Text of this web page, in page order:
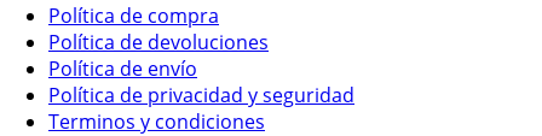
Política de compra
Política de devoluciones
Política de envío
Política de privacidad y seguridad
Terminos y condiciones